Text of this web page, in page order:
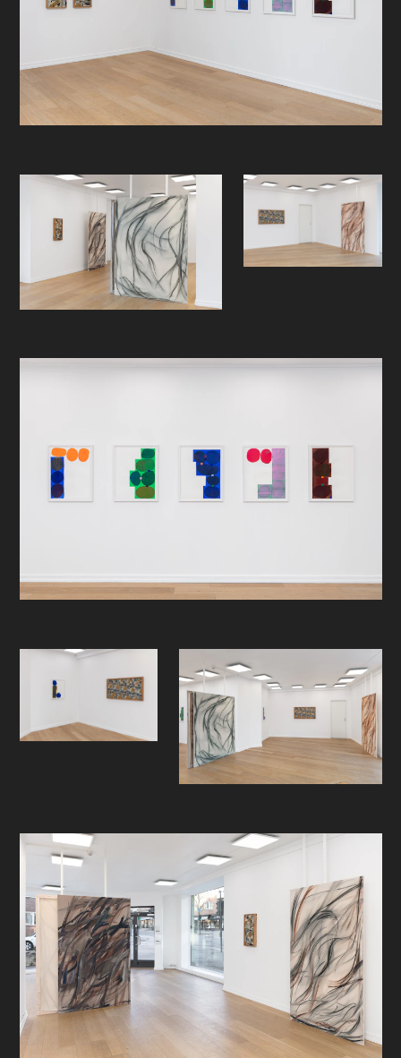
Vergnanos store lerret og
rutenett bestående av sirkler og
fargefelt og Gullesens organiske
former låst i betong inviteres vi inn i
det som er og det som kan komme
til å komme.
Tinglums serie ‘Om Arv’ har en
umiddelbar visuell karakter hvor
bruken av klare farger, sirkler og
til spill, ulike diagrammer og
det som oppleves som konstant og
det som oppleves som variabler
bakenforliggende kan være. Her
levende eksempler på, eller den ofte
mer usynlige arven vi bærer med oss
og bringer videre. Veiene tankene
våre kan ta er lange og mange, og
opplevelsen av verkene
transformeres fra det umiddelbare
mellom formene, i en mulig
kompleks biologisk så vel som
følelsesladet materie.
I møte med Vergnanos store lerret
og dynamiske strøk dras vi ut av
tankene våre og plasseres inn i
kroppen. Strøkene nærmest bølger
gjennom oss og drar oss inn en flyt,